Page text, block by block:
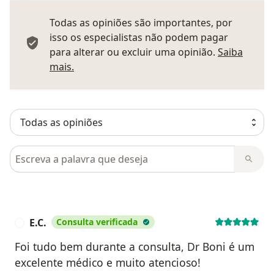
Todas as opiniões são importantes, por
isso os especialistas não podem pagar
para alterar ou excluir uma opinião. Saiba
mais.
Pesquisar em opiniões
E.C. Consulta verificada
Foi tudo bem durante a consulta, Dr Boni é um
excelente médico e muito atencioso!